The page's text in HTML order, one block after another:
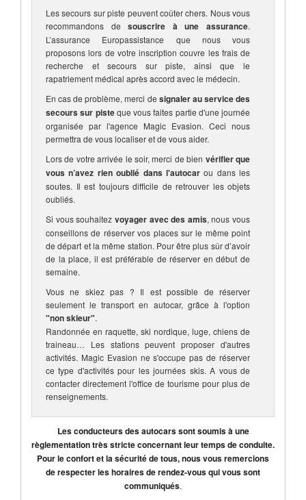
Les secours sur piste peuvent coûter chers. Nous vous
recommandons desouscrire à une assurance.
L’assurance Europassistance que nous vous
proposons lors de votre inscription couvre les frais de
recherche et secours sur piste, ainsi que le
rapatriement médical après accord avec le médecin.
En cas de problème, merci de signaler au service des
secours sur pisteque vous faites partie d'une journée
organisée par l'agence Magic Evasion. Ceci nous
permettra de vous localiser et de vous aider.
Lors de votre arrivée le soir, merci de bien vérifier que
vous n’avez rien oublié dans l'autocarou dans les
soutes. Il est toujours difficile de retrouver les objets
oubliés.
Si vous souhaitez voyager avec des amis, nous vous
conseillons de réserver vos places sur le même point
de départ et la même station. Pour être plus sûr d’avoir
de la place, il est préférable de réserver en début de
semaine.
Vous ne skiez pas ? Il est possible de réserver
seulement le transport en autocar, grâce à l'option
"non skieur".
Randonnée en raquette, ski nordique, luge, chiens de
traineau… Les stations peuvent proposer d'autres
activités. Magic Evasion ne s'occupe pas de réserver
ce type d'activités pour les journées skis. A vous de
contacter directement l'office de tourisme pour plus de
renseignements.
Les conducteurs des autocars sont soumis à une
règlementation très stricte concernant leur temps de conduite.
Pour le confort et la sécurité de tous, nous vous remercions
de respecter les horaires de rendez-vous qui vous sont
communiqués.